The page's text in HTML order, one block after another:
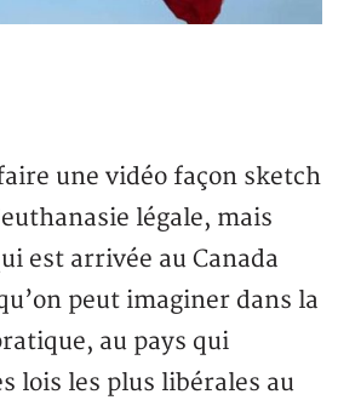
une vidéo façon sketch
légale, mais
est arrivée au Canada
peut imaginer dans la
au pays qui
lois les plus libérales au